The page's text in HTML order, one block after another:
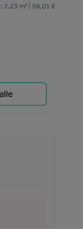
2.23 m² | 98,01 €